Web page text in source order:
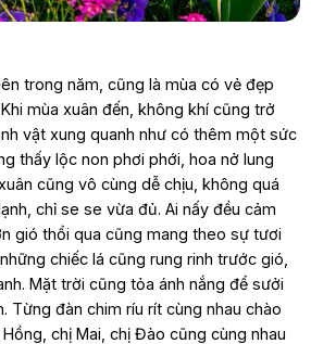
trong năm, cũng là mùa có vẻ đẹp
mùa xuân đến, không khí cũng trở
vật xung quanh như có thêm một sức
thấy lộc non phơi phới, hoa nở lung
cũng vô cùng dễ chịu, không quá
chỉ se se vừa đủ. Ai nấy đều cảm
gió thổi qua cũng mang theo sự tươi
chiếc lá cũng rung rinh trước gió,
Mặt trời cũng tỏa ánh nắng để sưởi
Từng đàn chim ríu rít cùng nhau chào
chị Mai, chị Đào cũng cùng nhau